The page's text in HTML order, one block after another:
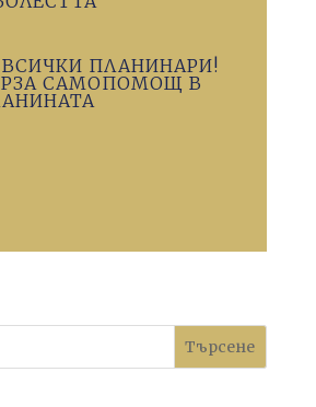
ВСИЧКИ ПЛАНИНАРИ!
САМОПОМОЩ В
Търсене